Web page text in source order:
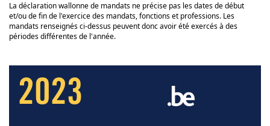
La déclaration wallonne de mandats ne précise pas les dates de début
et/ou de fin de l'exercice des mandats, fonctions et professions. Les
mandats renseignés ci-dessus peuvent donc avoir été exercés à des
périodes différentes de l'année.
2023